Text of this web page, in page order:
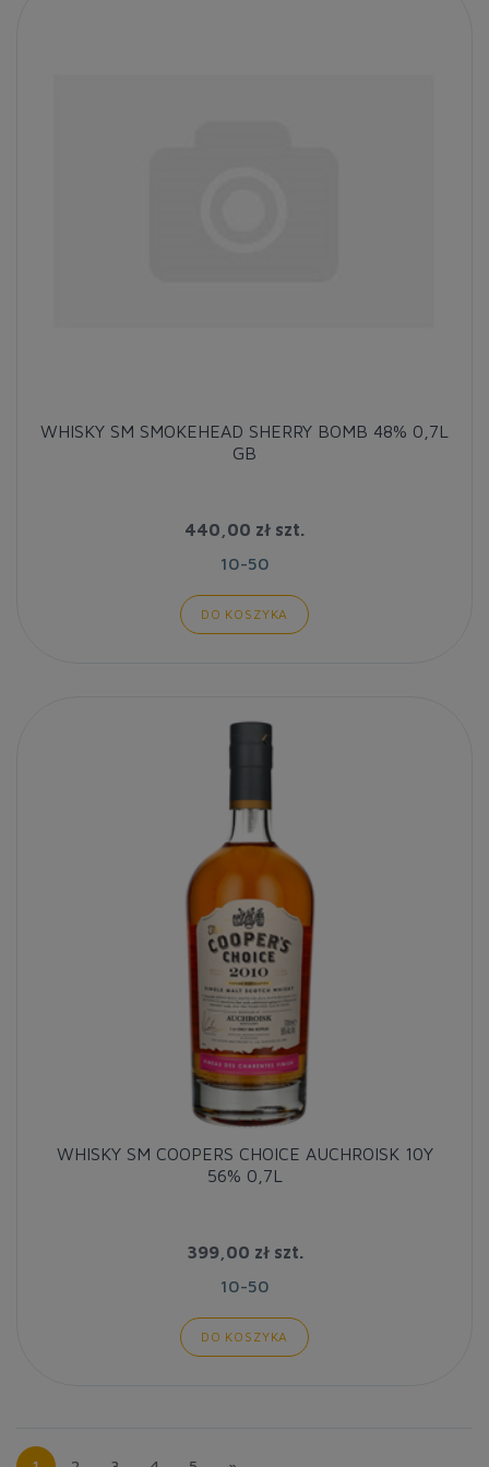
WHISKY SM SMOKEHEAD SHERRY BOMB 48% 0,7L
GB
440,00 zł szt.
10-50
DO KOSZYKA
WHISKY SM COOPERS CHOICE AUCHROISK 10Y
56% 0,7L
399,00 złszt.
10-50
DO KOSZYKA